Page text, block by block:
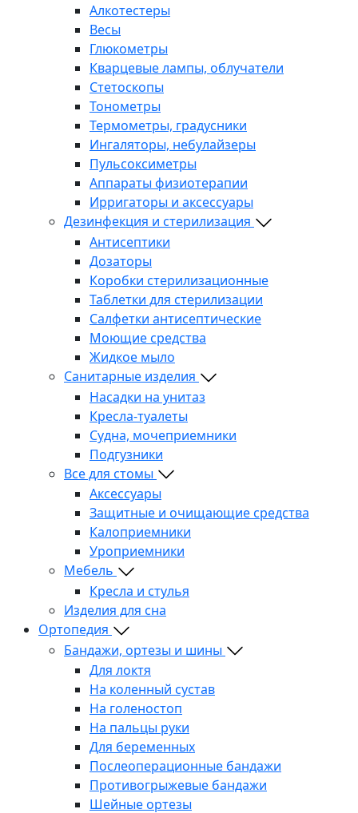
Алкотестеры
Весы
Глюкометры
Кварцевые лампы, облучатели
Стетоскопы
Тонометры
Термометры, градусники
Ингаляторы, небулайзеры
Пульсоксиметры
Аппараты физиотерапии
Ирригаторы и аксессуары
Дезинфекция и стерилизация
Антисептики
Дозаторы
Коробки стерилизационные
Таблетки для стерилизации
Салфетки антисептические
Моющие средства
Жидкое мыло
Санитарные изделия
Насадки на унитаз
Кресла-туалеты
Судна, мочеприемники
Подгузники
Все для стомы
Аксессуары
Защитные и очищающие средства
Калоприемники
Уроприемники
Мебель
Кресла и стулья
Изделия для сна
Ортопедия
Бандажи, ортезы и шины
Для локтя
На коленный сустав
На голеностоп
На пальцы руки
Для беременных
Послеоперационные бандажи
Противогрыжевые бандажи
Шейные ортезы